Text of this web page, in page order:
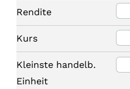
Rendite
Kurs
Kleinste handelb.
Einheit